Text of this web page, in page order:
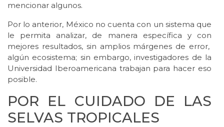
mencionar algunos.
Por lo anterior, México no cuenta con un sistema que
le permita analizar, de manera específica y con
mejores resultados, sin amplios márgenes de error,
algún ecosistema; sin embargo, investigadores de la
Universidad Iberoamericana trabajan para hacer eso
posible.
POR EL CUIDADO DE LAS
SELVAS TROPICALES